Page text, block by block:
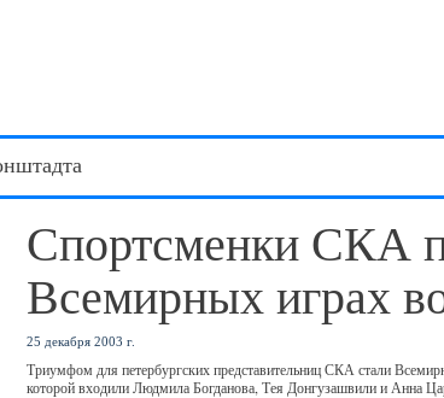
Спортсменки СКА
Всемирных играх
25 декабря 2003 г.
Триумфом для петербургских представительниц СКА стали
которой входили Людмила Богданова, Тея Донгузашвили и Анна